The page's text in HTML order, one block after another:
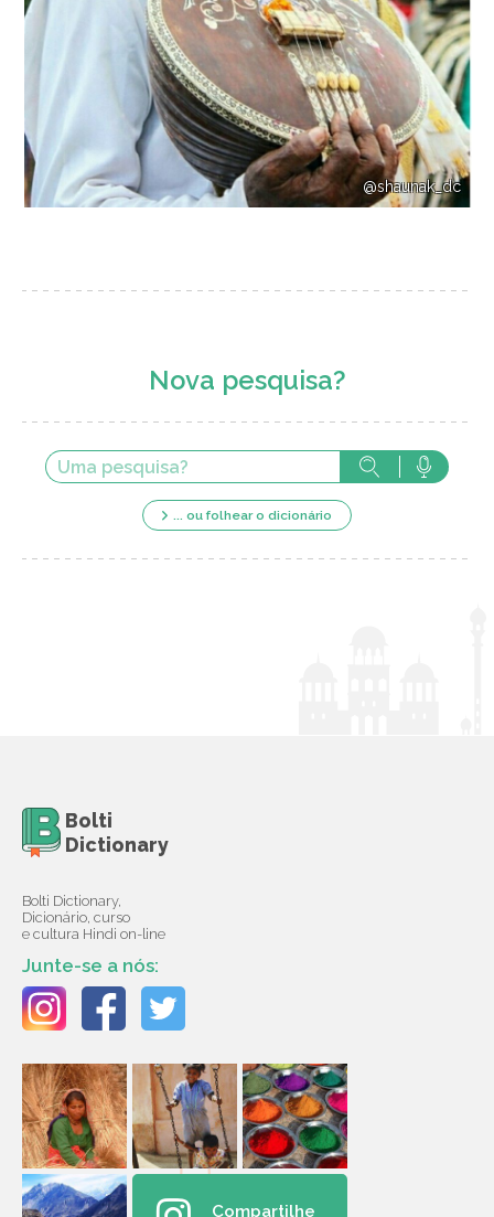
@shaunak_dc
Nova pesquisa?
... ou folhear o dicionário
Bolti
Dictionary
Bolti Dictionary,
Dicionário, curso
e cultura Hindi on-line
Junte-se a nós:
Compartilhe